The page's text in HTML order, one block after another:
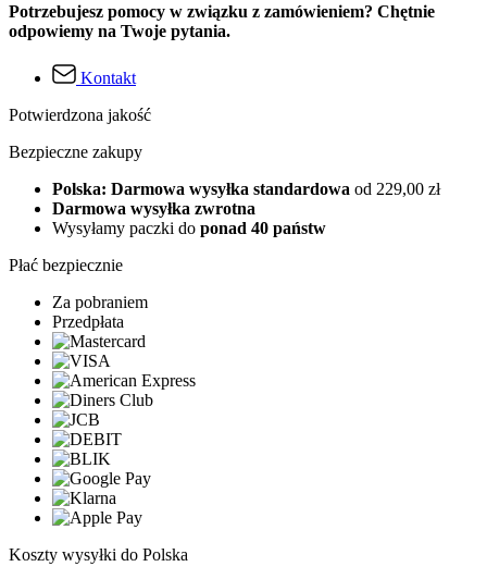
Potrzebujesz pomocy w związku z zamówieniem? Chętnie
odpowiemy na Twoje pytania.
Kontakt
Potwierdzona jakość
Bezpieczne zakupy
Polska: Darmowa wysyłka standardowa od 229,00 zł
Darmowa wysyłka zwrotna
Wysyłamy paczki do ponad 40 państw
Płać bezpiecznie
Za pobraniem
Przedpłata
Koszty wysyłki do Polska